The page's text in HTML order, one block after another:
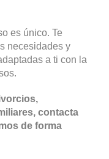
es único. Te
necesidades y
a ti con la
contacta
de forma